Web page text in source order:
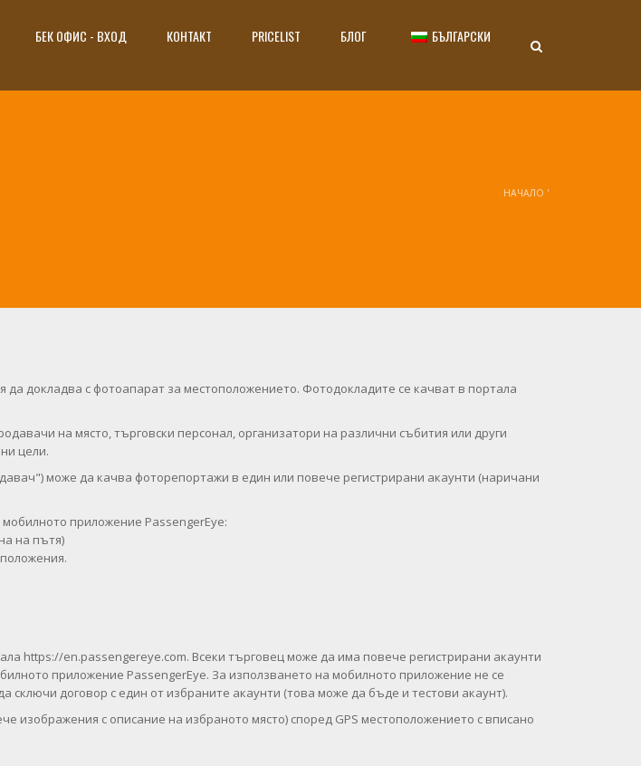
БЕК ОФИС - ВХОД КОНТАКТ PRICELIST БЛОГ БЪЛГАРСКИ
НАЧАЛО '
докладва с фотоапарат за местоположението. Фотодокладите се качват в портала
на място, търговски персонал, организатори на различни събития или други
цели.
може да качва фоторепортажи в един или повече регистрирани акаунти (наричани
приложение PassengerEye:
на пътя)
https://en.passengereye.com. Всеки търговец може да има повече регистрирани акаунти
приложение PassengerEye. За използването на мобилното приложение не се
сключи договор с един от избраните акаунти (това може да бъде и тестови акаунт).
с описание на избраното място) според GPS местоположението с вписано